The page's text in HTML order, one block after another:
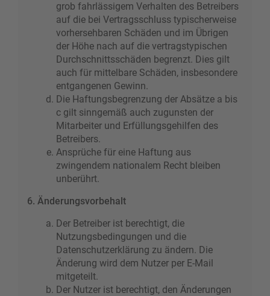
grob fahrlässigem Verhalten des Betreibers
auf die bei Vertragsschluss typischerweise
vorhersehbaren Schäden und im Übrigen
der Höhe nach auf die vertragstypischen
Durchschnittsschäden begrenzt. Dies gilt
auch für mittelbare Schäden, insbesondere
entgangenen Gewinn.
Die Haftungsbegrenzung der Absätze a bis
c gilt sinngemäß auch zugunsten der
Mitarbeiter und Erfüllungsgehilfen des
Betreibers.
Ansprüche für eine Haftung aus
zwingendem nationalem Recht bleiben
unberührt.
6. Änderungsvorbehalt
Der Betreiber ist berechtigt, die
Nutzungsbedingungen und die
Datenschutzerklärung zu ändern. Die
Änderung wird dem Nutzer per E-Mail
mitgeteilt.
Der Nutzer ist berechtigt, den Änderungen